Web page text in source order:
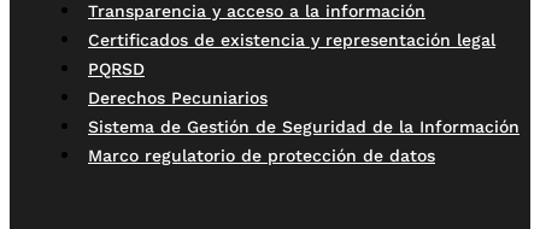
Transparencia y acceso a la información
Certificados de existencia y representación legal
PQRSD
Derechos Pecuniarios
Sistema de Gestión de Seguridad de la Información
Marco regulatorio de protección de datos